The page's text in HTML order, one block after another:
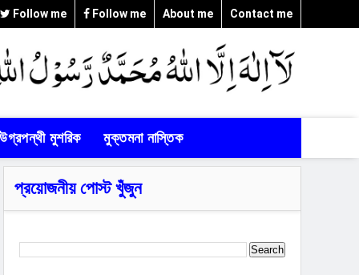
Follow me Follow me About me Contact me
উগ্রপন্থী মুশরিক মুক্তমনা নাস্তিক
প্রয়োজনীয় পোস্ট খুঁজুন